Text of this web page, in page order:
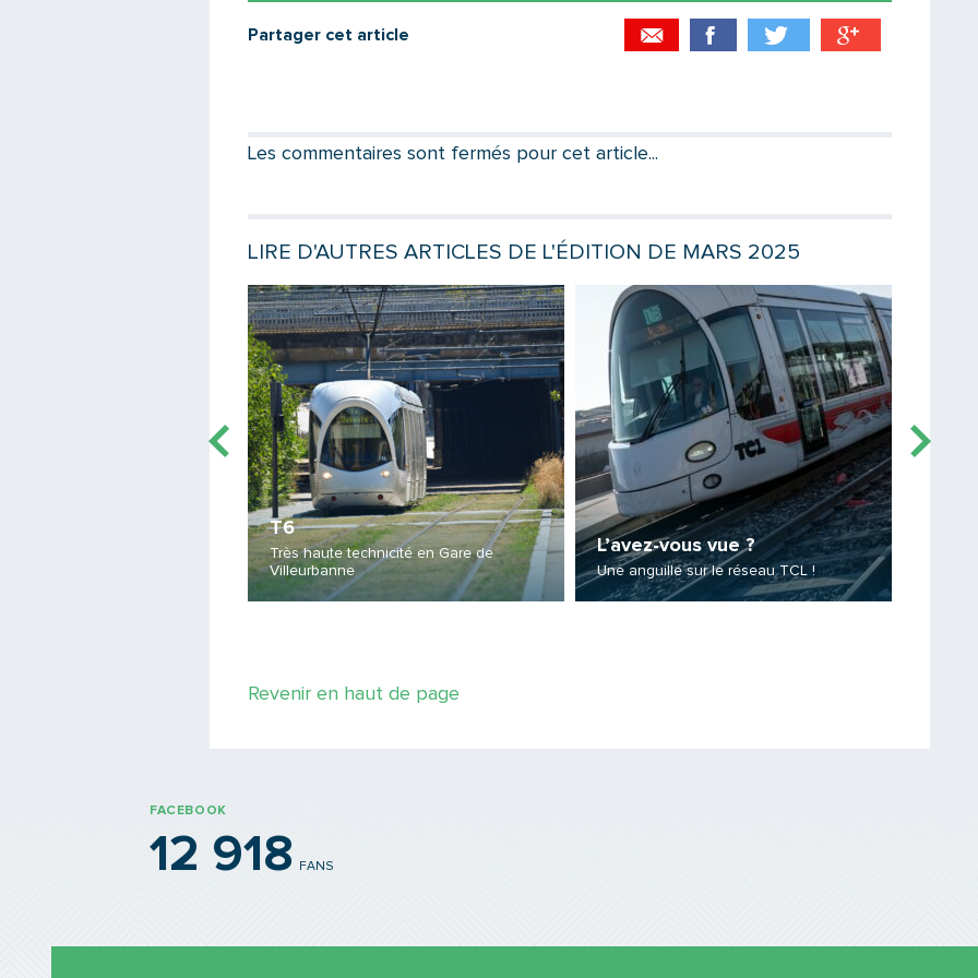
Partager cet article
Votre email
Message
Les commentaires sont fermés pour cet article...
LIRE D'AUTRES ARTICLES DE L'ÉDITION DE MARS 2025
Lire la suite Lire la suite
T6
Très haute technicité en Gare de
Villeurbanne
L’avez-vous vue ?
Une anguille sur le réseau TCL !
Revenir en haut de page
FACEBOOK
12 918 FANS